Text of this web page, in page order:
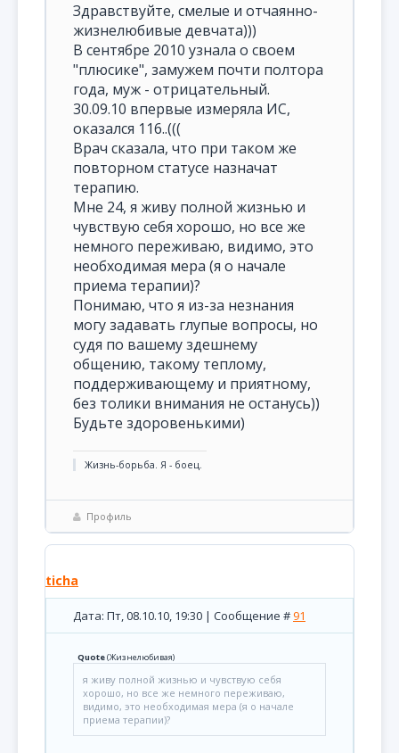
Здравствуйте, смелые и отчаянно-
жизнелюбивые девчата)))
В сентябре 2010 узнала о своем
"плюсике", замужем почти полтора
года, муж - отрицательный.
30.09.10 впервые измеряла ИС,
оказался 116..(((
Врач сказала, что при таком же
повторном статусе назначат
терапию.
Мне 24, я живу полной жизнью и
чувствую себя хорошо, но все же
немного переживаю, видимо, это
необходимая мера (я о начале
приема терапии)?
Понимаю, что я из-за незнания
могу задавать глупые вопросы, но
судя по вашему здешнему
общению, такому теплому,
поддерживающему и приятному,
без толики внимания не останусь))
Будьте здоровенькими)
Жизнь-борьба. Я - боец.
Профиль
ticha
Дата: Пт, 08.10.10, 19:30 | Сообщение #91
Quote(Жизнелюбивая)
я живу полной жизнью и чувствую себя
хорошо, но все же немного переживаю,
видимо, это необходимая мера (я о начале
приема терапии)?